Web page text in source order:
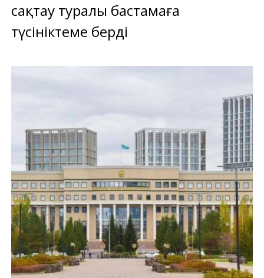
сақтау туралы бастамаға
түсініктеме берді